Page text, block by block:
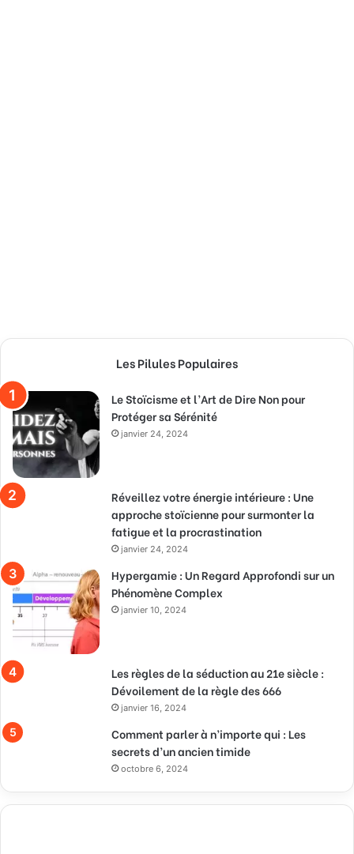
Les Pilules Populaires
Le Stoïcisme et l’Art de Dire Non pour
Protéger sa Sérénité
janvier 24, 2024
Réveillez votre énergie intérieure : Une
approche stoïcienne pour surmonter la
fatigue et la procrastination
janvier 24, 2024
Hypergamie : Un Regard Approfondi sur un
Phénomène Complex
janvier 10, 2024
Les règles de la séduction au 21e siècle :
Dévoilement de la règle des 666
janvier 16, 2024
Comment parler à n’importe qui : Les
secrets d’un ancien timide
octobre 6, 2024